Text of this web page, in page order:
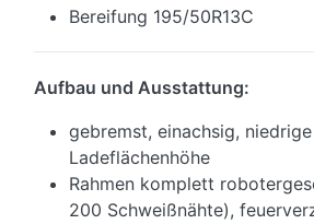
Bereifung 195/50R13C
Aufbau und Ausstattung:
gebremst, einachsig, niedrige
Ladeflächenhöhe
Rahmen komplett
200 Schweißnähte),